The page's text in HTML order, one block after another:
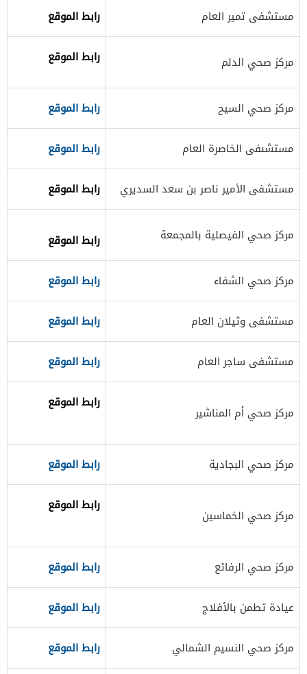
​مستشفى تمير العام رابط الموقع​
​مركز صحي الدلم رابط الموقع
​مركز صحي السيح رابط الموقع​
​مستشىفى الخاصرة العام رابط الموقع
​مستشفى الأمير ناصر بن سعد السديري ​رابط الموقع
​مركز صحي الفيصلية بالمجمعة رابط الموقع
​مركز صحي الشفاء رابط الموقع​
​مستشفى وثيلان العام رابط الموقع​
​مستشفى ساجر العام رابط الموقع
​مركز صحي أم المناشير
​رابط الموقع
مركز صحي البجادية رابط ​الموقع
​مركز صحي الخماسين
​رابط الموقع
​مركز صحي الرفائع رابط الموقع
​عيادة تطمن بالأفلاج رابط الموقع​
​​مركز صحي النسيم الشمالي رابط الموقع